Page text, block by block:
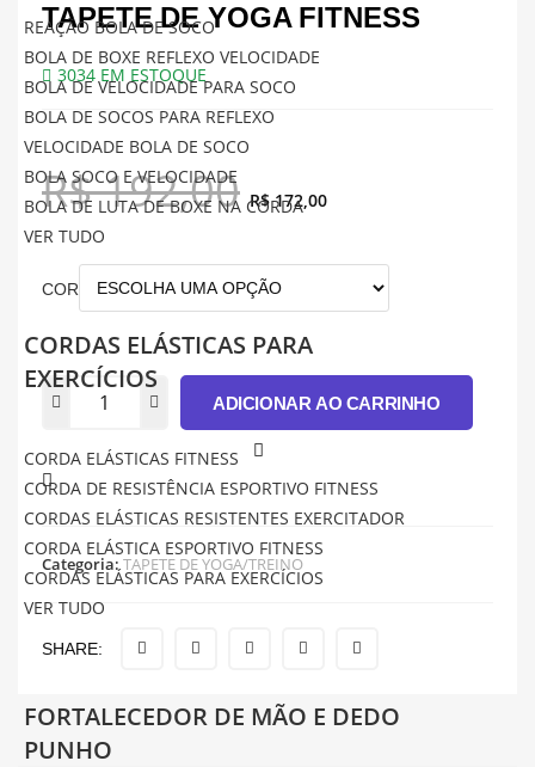
REAÇÃO BOLA DE SOCO
BOLA DE BOXE REFLEXO VELOCIDADE
BOLA DE VELOCIDADE PARA SOCO
BOLA DE SOCOS PARA REFLEXO
VELOCIDADE BOLA DE SOCO
BOLA SOCO E VELOCIDADE
BOLA DE LUTA DE BOXE NA CORDA
VER TUDO
CORDAS ELÁSTICAS PARA
EXERCÍCIOS
CORDA ELÁSTICAS FITNESS
CORDA DE RESISTÊNCIA ESPORTIVO FITNESS
CORDAS ELÁSTICAS RESISTENTES EXERCITADOR
CORDA ELÁSTICA ESPORTIVO FITNESS
CORDAS ELÁSTICAS PARA EXERCÍCIOS
VER TUDO
FORTALECEDOR DE MÃO E DEDO
PUNHO
TAPETE DE YOGA FITNESS
3034 EM ESTOQUE
R$192,00 R$172,00
COR
ADICIONAR AO CARRINHO
Categoria:TAPETE DE YOGA/TREINO
SHARE: